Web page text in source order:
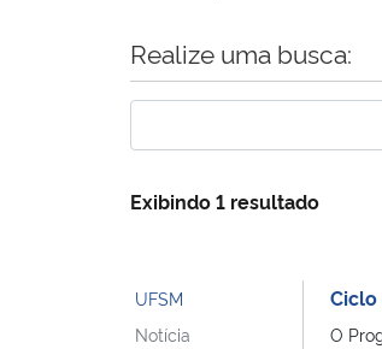
Início do conteúdo
Realize uma busca:
Exibindo 1 resultado
UFSM
Notícia
O